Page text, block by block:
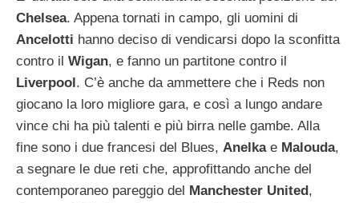
Chelsea. Appena tornati in campo, gli uomini di
Ancelotti hanno deciso di vendicarsi dopo la sconfitta
contro il Wigan, e fanno un partitone contro il
Liverpool. C’è anche da ammettere che i Reds non
giocano la loro migliore gara, e così a lungo andare
vince chi ha più talenti e più birra nelle gambe. Alla
fine sono i due francesi del Blues, Anelka e Malouda,
a segnare le due reti che, approfittando anche del
contemporaneo pareggio del Manchester United,